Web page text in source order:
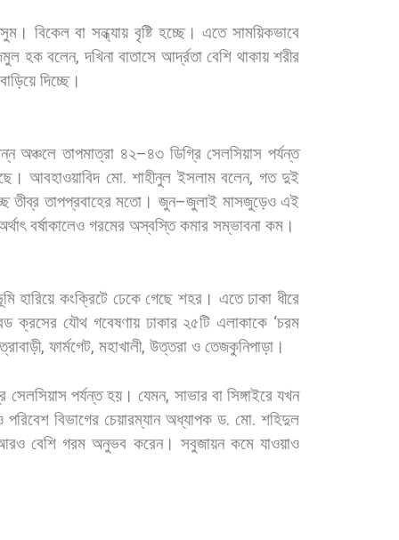
বিকেল বা সন্ধ্যায় বৃষ্টি হচ্ছে। এতে সাময়িকভাবে
হক বলেন,দখিনা বাতাসে আর্দ্রতা বেশি থাকায় শরীর
বাড়িয়ে দিচ্ছে।
অঞ্চলে তাপমাত্রা ৪২–৪৩ ডিগ্রি সেলসিয়াস পর্যন্ত
আবহাওয়াবিদ মো.শাহীনুল ইসলাম বলেন, গত দুই
তীব্র তাপপ্রবাহের মতো। জুন–জুলাই মাসজুড়েও এই
বর্ষাকালেও গরমের অস্বস্তি কমার সম্ভাবনা কম।
হারিয়ে কংক্রিটে ঢেকে গেছে শহর। এতে ঢাকা ধীরে
ক্রসের যৌথ গবেষণায় ঢাকার ২৫টি এলাকাকে ‘চরম
, ফার্মগেট, মহাখালী, উত্তরা ও তেজকুনিপাড়া।
সেলসিয়াস পর্যন্ত হয়। যেমন, সাভার বা সিঙ্গাইরে যখন
পরিবেশ বিভাগের চেয়ারম্যান অধ্যাপক ড.মো.শহিদুল
বেশি গরম অনুভব করেন। সবুজায়ন কমে যাওয়াও